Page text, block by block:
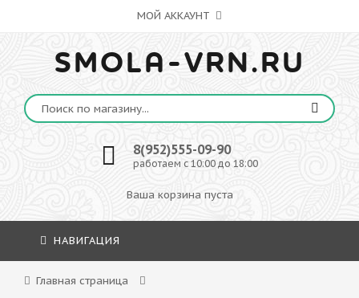
МОЙ АККАУНТ
SMOLA-VRN.RU
8(952)555-09-90
работаем с 10:00 до 18:00
Ваша корзина пуста
НАВИГАЦИЯ
Главная страница